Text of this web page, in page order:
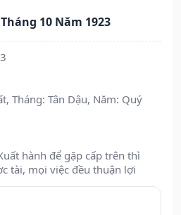
10 Năm 1923
Tháng: Tân Dậu, Năm: Quý
hành để gặp cấp trên thì
tài, mọi việc đều thuận lợi